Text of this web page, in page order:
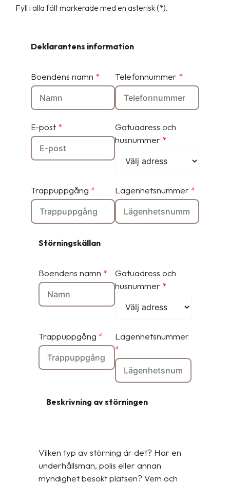
Fyll i alla fält markerade med en asterisk (*).
Deklarantens information
Boendens namn * Telefonnummer *
E-post *
Gatuadress och
husnummer *
Trappuppgång * Lägenhetsnummer *
Störningskällan
Boendens namn *
Gatuadress och
husnummer *
Trappuppgång *
Lägenhetsnummer
*
Beskrivning av störningen
Vilken typ av störning är det? Har en
underhållsman, polis eller annan
myndighet besökt platsen? Vem och